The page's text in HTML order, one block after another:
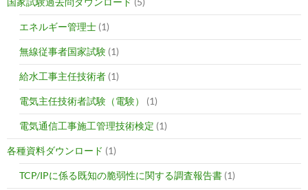
エネルギー管理士 (1)
無線従事者国家試験 (1)
給水工事主任技術者 (1)
電気主任技術者試験（電験） (1)
電気通信工事施工管理技術検定 (1)
各種資料ダウンロード (1)
TCP/IPに係る既知の脆弱性に関する調査報告書 (1)